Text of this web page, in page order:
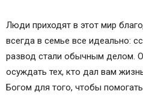
Люди приходят в этот мир
всегда в семье все идеально:
развод стали обычным делом.
осуждать тех, кто дал вам
Богом для того, чтобы